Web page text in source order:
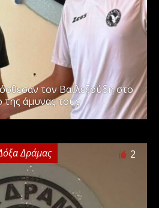
τον Βαϊλεζούδη στο
της άμυνας τους
Δράμας 2